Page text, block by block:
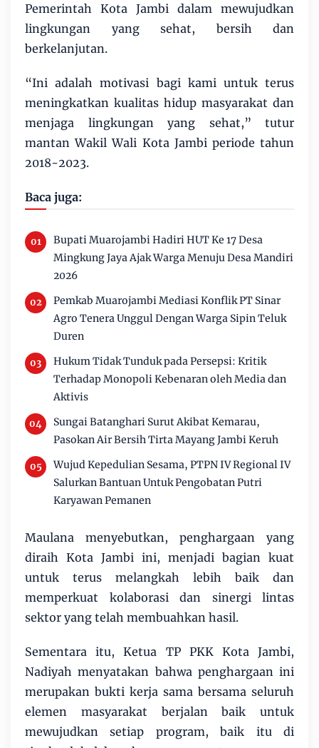
Pemerintah Kota Jambi dalam mewujudkan
lingkungan yang sehat, bersih dan
berkelanjutan.
“Ini adalah motivasi bagi kami untuk terus
meningkatkan kualitas hidup masyarakat dan
menjaga lingkungan yang sehat,” tutur
mantan Wakil Wali Kota Jambi periode tahun
2018-2023.
Baca juga:
Bupati Muarojambi Hadiri HUT Ke 17 Desa
Mingkung Jaya Ajak Warga Menuju Desa Mandiri
2026
Pemkab Muarojambi Mediasi Konflik PT Sinar
Agro Tenera Unggul Dengan Warga Sipin Teluk
Duren
Hukum Tidak Tunduk pada Persepsi: Kritik
Terhadap Monopoli Kebenaran oleh Media dan
Aktivis
Sungai Batanghari Surut Akibat Kemarau,
Pasokan Air Bersih Tirta Mayang Jambi Keruh
Wujud Kepedulian Sesama, PTPN IV Regional IV
Salurkan Bantuan Untuk Pengobatan Putri
Karyawan Pemanen
Maulana menyebutkan, penghargaan yang
diraih Kota Jambi ini, menjadi bagian kuat
untuk terus melangkah lebih baik dan
memperkuat kolaborasi dan sinergi lintas
sektor yang telah membuahkan hasil.
Sementara itu, Ketua TP PKK Kota Jambi,
Nadiyah menyatakan bahwa penghargaan ini
merupakan bukti kerja sama bersama seluruh
elemen masyarakat berjalan baik untuk
mewujudkan setiap program, baik itu di